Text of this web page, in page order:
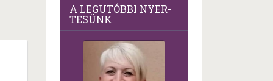
A LEG­U­TÓB­BI NYER­
TE­SÜNK